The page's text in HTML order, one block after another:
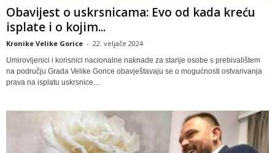
Obavijest o uskrsnicama: Evo od kada kreću
isplate i o kojim...
Kronike Velike Gorice - 22. veljače 2024
Umirovljenici i korisnici nacionalne naknade za starije osobe s prebivalištem
na području Grada Velike Gorice obavještavaju se o mogućnosti ostvarivanja
prava na isplatu uskrsnice....